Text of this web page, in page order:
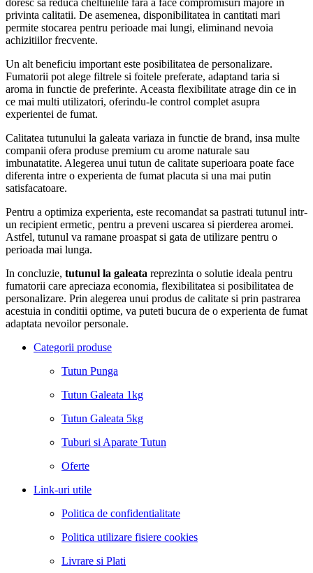
privinta calitatii. De asemenea, disponibilitatea in cantitati mari
permite stocarea pentru perioade mai lungi, eliminand nevoia
achizitiilor frecvente.
Un alt beneficiu important este posibilitatea de personalizare.
Fumatorii pot alege filtrele si foitele preferate, adaptand taria si
aroma in functie de preferinte. Aceasta flexibilitate atrage din ce in
ce mai multi utilizatori, oferindu-le control complet asupra
experientei de fumat.
Calitatea tutunului la galeata variaza in functie de brand, insa multe
companii ofera produse premium cu arome naturale sau
imbunatatite. Alegerea unui tutun de calitate superioara poate face
diferenta intre o experienta de fumat placuta si una mai putin
satisfacatoare.
Pentru a optimiza experienta, este recomandat sa pastrati tutunul intr-
un recipient ermetic, pentru a preveni uscarea si pierderea aromei.
Astfel, tutunul va ramane proaspat si gata de utilizare pentru o
perioada mai lunga.
In concluzie, tutunul la galeata reprezinta o solutie ideala pentru
fumatorii care apreciaza economia, flexibilitatea si posibilitatea de
personalizare. Prin alegerea unui produs de calitate si prin pastrarea
acestuia in conditii optime, va puteti bucura de o experienta de fumat
adaptata nevoilor personale.
Categorii produse
Tutun Punga
Tutun Galeata 1kg
Tutun Galeata 5kg
Tuburi si Aparate Tutun
Oferte
Link-uri utile
Politica de confidentialitate
Politica utilizare fisiere cookies
Livrare si Plati